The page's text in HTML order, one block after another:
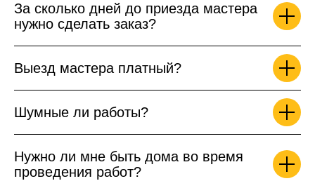
За сколько дней до приезда мастера
нужно сделать заказ?
Выезд мастера платный?
Шумные ли работы?
Нужно ли мне быть дома во время
проведения работ?